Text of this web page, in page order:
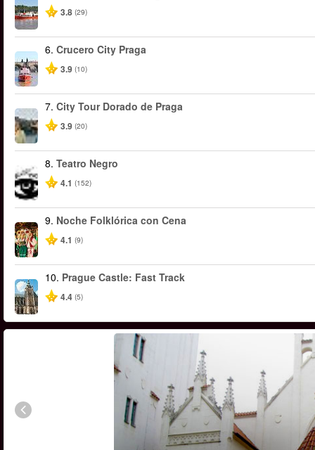
3.8 (29)
6. Crucero City Praga
3.9 (10)
7. City Tour Dorado de Praga
3.9 (20)
8. Teatro Negro
4.1 (152)
9. Noche Folklórica con Cena
4.1 (9)
10. Prague Castle: Fast Track
4.4 (5)